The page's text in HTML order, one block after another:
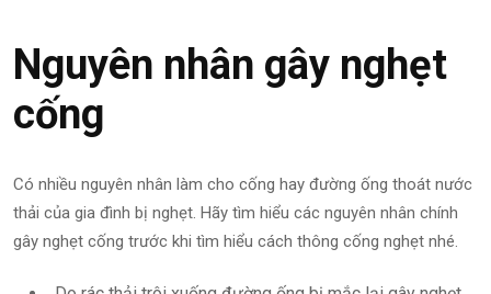
Nguyên nhân gây nghẹt
cống
Có nhiều nguyên nhân làm cho cống hay đường ống thoát nước
thải của gia đình bị nghẹt. Hãy tìm hiểu các nguyên nhân chính
gây nghẹt cống trước khi tìm hiểu cách thông cống nghẹt nhé.